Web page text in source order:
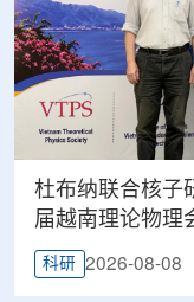
杜布纳联合核子
届越南理论物理
科研 2026-08-08